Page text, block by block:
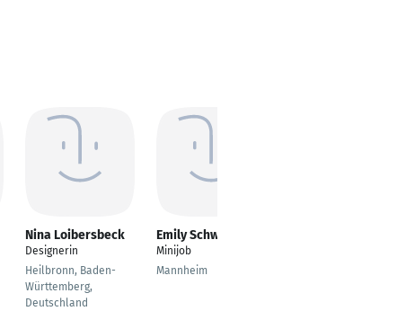
Nina Loibersbeck
Designerin
Heilbronn, Baden-
Württemberg,
Deutschland
Emily Schwengle
Minijob
Mannheim